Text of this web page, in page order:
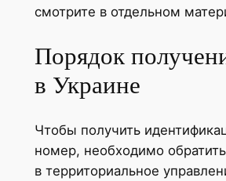
смотрите в отдельном
Порядок
в Украине
Чтобы получить
номер, необходимо
в территориальное